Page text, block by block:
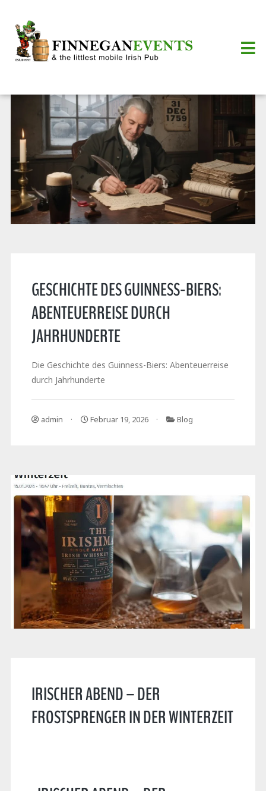
GESCHICHTE DES GUINNESS-BIERS:
ABENTEUERREISE DURCH
JAHRHUNDERTE
Die Geschichte des Guinness-Biers: Abenteuerreise
durch Jahrhunderte
admin Februar 19, 2026 Blog
IRISCHER ABEND – DER
FROSTSPRENGER IN DER WINTERZEIT